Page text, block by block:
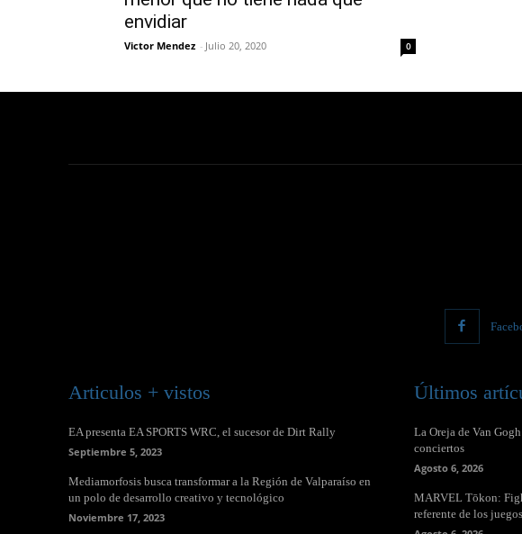
envidiar
Victor Mendez - Julio 20, 2020 0
Articulos + vistos
EA presenta EA SPORTS WRC, el sucesor de Dirt Rally
Septiembre 5, 2023
Mediamorfosis busca transformar a la Región de Valparaíso en
un polo de desarrollo creativo y tecnológico
Noviembre 17, 2023
Últimos
La Oreja de Van
conciertos
Agosto 6, 2026
MARVEL Tōkon:
referente de los